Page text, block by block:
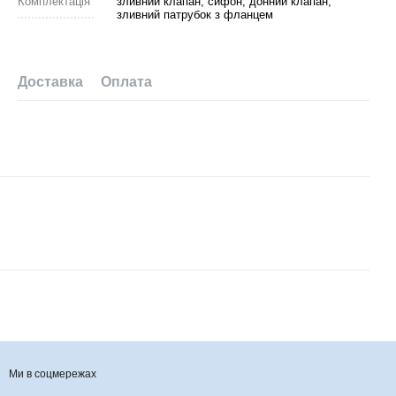
зливний патрубок з фланцем
Доставка Оплата
Ми в соцмережах